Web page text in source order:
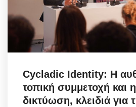
Cycladic Identity: Η
τοπική συμμετοχή και
δικτύωση, κλειδιά για